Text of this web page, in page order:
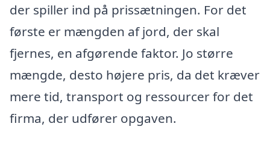
der spiller ind på prissætningen. For det
første er mængden af jord, der skal
fjernes, en afgørende faktor. Jo større
mængde, desto højere pris, da det kræver
mere tid, transport og ressourcer for det
firma, der udfører opgaven.